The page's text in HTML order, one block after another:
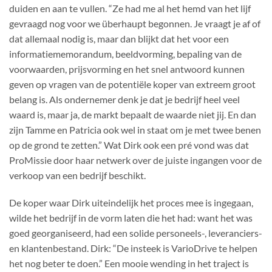
duiden en aan te vullen. “Ze had me al het hemd van het lijf
gevraagd nog voor we überhaupt begonnen. Je vraagt je af of
dat allemaal nodig is, maar dan blijkt dat het voor een
informatiememorandum, beeldvorming, bepaling van de
voorwaarden, prijsvorming en het snel antwoord kunnen
geven op vragen van de potentiële koper van extreem groot
belang is. Als ondernemer denk je dat je bedrijf heel veel
waard is, maar ja, de markt bepaalt de waarde niet jij. En dan
zijn Tamme en Patricia ook wel in staat om je met twee benen
op de grond te zetten.” Wat Dirk ook een pré vond was dat
ProMissie door haar netwerk over de juiste ingangen voor de
verkoop van een bedrijf beschikt.
De koper waar Dirk uiteindelijk het proces mee is ingegaan,
wilde het bedrijf in de vorm laten die het had: want het was
goed georganiseerd, had een solide personeels-, leveranciers-
en klantenbestand. Dirk: “De insteek is VarioDrive te helpen
het nog beter te doen.” Een mooie wending in het traject is